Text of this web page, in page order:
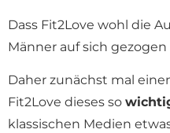
Dass Fit2Love wohl die
Männer auf sich
Daher zunächst mal
Fit2Love dieses so
klassischen Medien